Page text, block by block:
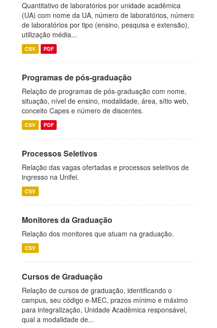
Quantitativo de laboratórios por unidade acadêmica
(UA) com nome da UA, número de laboratórios, número
de laboratórios por tipo (ensino, pesquisa e extensão),
utilização média...
CSV PDF
Programas de pós-graduação
Relação de programas de pós-graduação com nome,
situação, nível de ensino, modalidade, área, sítio web,
conceito Capes e número de discentes.
CSV PDF
Processos Seletivos
Relação das vagas ofertadas e processos seletivos de
ingresso na Unifei.
CSV
Monitores da Graduação
Relação dos monitores que atuam na graduação.
CSV
Cursos de Graduação
Relação de cursos de graduação, identificando o
campus, seu código e-MEC, prazos mínimo e máximo
para integralização, Unidade Acadêmica responsável,
qual a modalidade de...